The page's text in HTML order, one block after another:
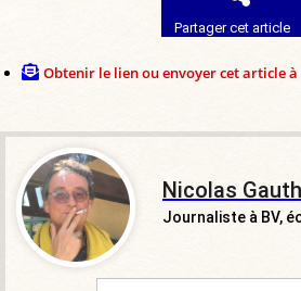
Partager cet article
Obtenir le lien ou envoyer cet article à
Nicolas
Journaliste à BV,